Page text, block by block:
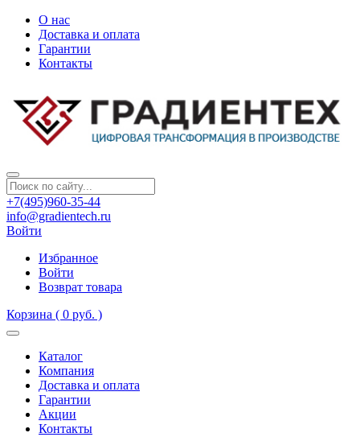
О нас
Доставка и оплата
Гарантии
Контакты
+7(495)960-35-44
info@gradientech.ru
Войти
Избранное
Войти
Возврат товара
Корзина ( 0 руб. )
Каталог
Компания
Доставка и оплата
Гарантии
Акции
Контакты